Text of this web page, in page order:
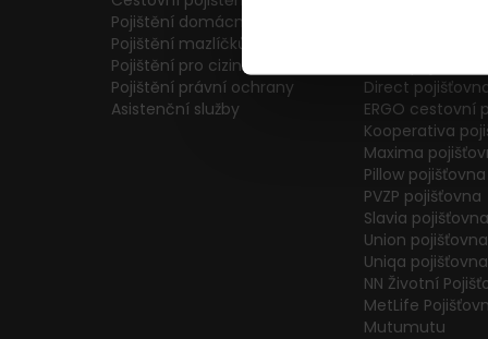
Pojištění domácnosti
Pojištění mazlíčků
Pojištění pro cizince
Pojištění právní ochrany
Asistenční služby
Direct
ERGO cestovní
Kooperativa
Maxima
Pillow pojišťovna
PVZP pojišťovna
Slavia pojišťovna
Union pojišťovna
Uniqa pojišťovna
NN Životní
MetLife
Mutumutu